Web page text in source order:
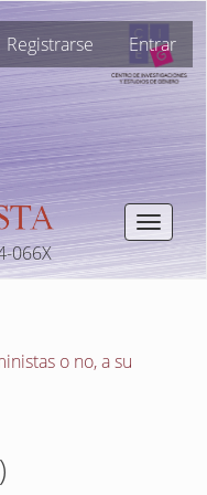
Registrarse Entrar
Toggle
066X
o no, a su